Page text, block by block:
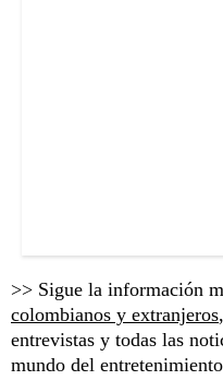
>> Sigue la información
colombianos y extranjeros
entrevistas y todas las
mundo del